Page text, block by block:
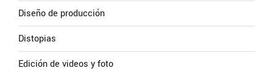
Diseño de producción
Distopias
Edición de videos y foto